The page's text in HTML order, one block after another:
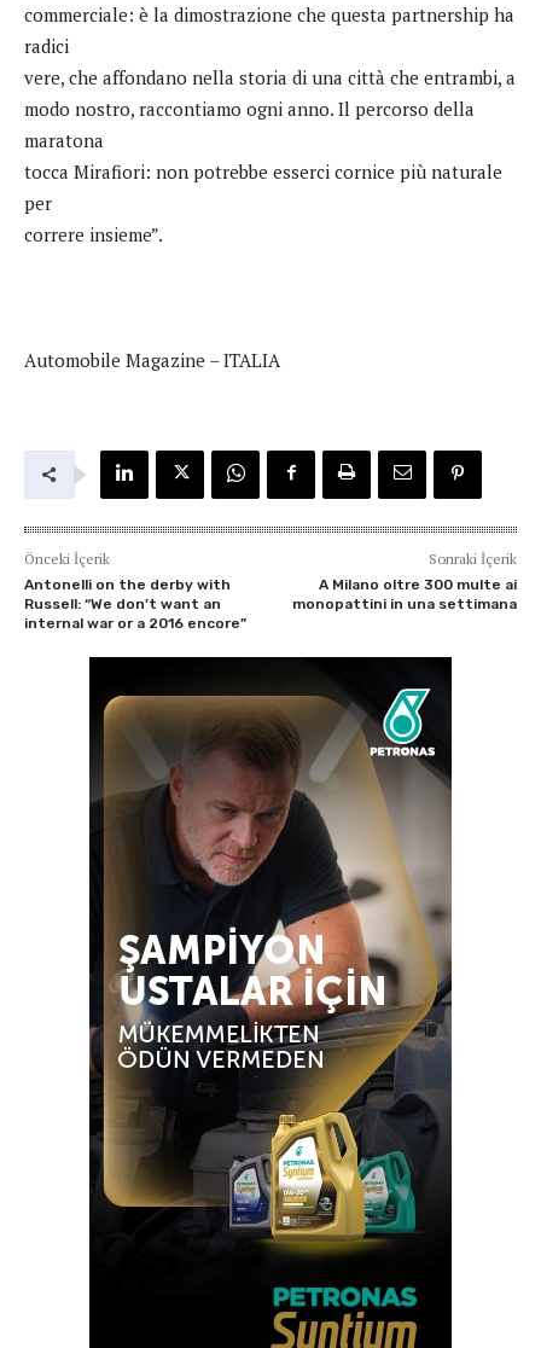
commerciale: è la dimostrazione che questa partnership ha
radici
vere, che affondano nella storia di una città che entrambi, a
modo nostro, raccontiamo ogni anno. Il percorso della
maratona
tocca Mirafiori: non potrebbe esserci cornice più naturale
per
correre insieme”.
Automobile Magazine – ITALIA
Önceki İçerik
Antonelli on the derby with
Russell: “We don’t want an
internal war or a 2016 encore”
Sonraki İçerik
A Milano oltre 300 multe ai
monopattini in una settimana